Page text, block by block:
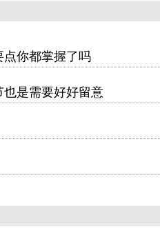
你都掌握了吗
是需要好好留意